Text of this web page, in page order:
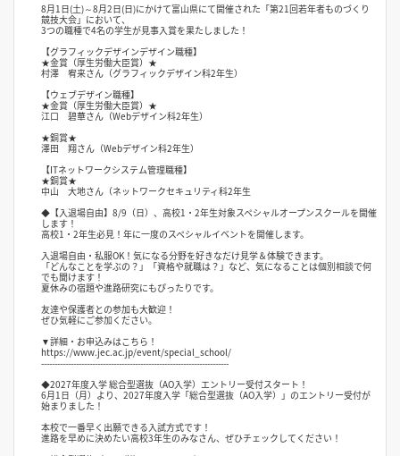
8月1日(土)～8月2日(日)にかけて富山県にて開催された「第21回若年者ものづくり
競技大会」において、
3つの職種で4名の学生が見事入賞を果たしました！
【グラフィックデザインデザイン職種】
★金賞（厚生労働大臣賞）★
村澤 宥来さん（グラフィックデザイン科2年生）
【ウェブデザイン職種】
★金賞（厚生労働大臣賞）★
江口 碧華さん（Webデザイン科2年生）
★銅賞★
澤田 翔さん（Webデザイン科2年生）
【ITネットワークシステム管理職種】
★銅賞★
中山 大地さん（ネットワークセキュリティ科2年生
◆【入退場自由】8/9（日）、高校1・2年生対象スペシャルオープンスクールを開催
します！
高校1・2年生必見！年に一度のスペシャルイベントを開催します。
入退場自由・私服OK！気になる分野を好きなだけ見学＆体験できます。
「どんなことを学ぶの？」「資格や就職は？」など、気になることは個別相談で何
でも聞けます！
夏休みの宿題や進路研究にもぴったりです。
友達や保護者との参加も大歓迎！
ぜひ気軽にご参加ください。
▼詳細・お申込みはこちら！
https://www.jec.ac.jp/event/special_school/
----------------------------------------------------------------------
◆2027年度入学 総合型選抜（AO入学）エントリー受付スタート！
6月1日（月）より、2027年度入学「総合型選抜（AO入学）」のエントリー受付が
始まりました！
本校で一番早く出願できる入試方式です！
進路を早めに決めたい高校3年生のみなさん、ぜひチェックしてください！